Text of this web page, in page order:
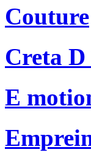
Couture
Creta
E